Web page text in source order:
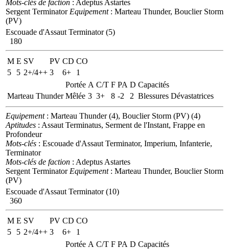
Mots-clés de faction : Adeptus Astartes
Sergent Terminator Equipement: Marteau Thunder, Bouclier Storm
(PV)
Escouade d'Assaut Terminator (5)
180
M E SV PV CD CO
5
5 2+/4++ 3 6+
1
Portée A C/T F PA D Capacités
Marteau Thunder Mêlée 3 3+ 8 -2 2 Blessures Dévastatrices
Equipement: Marteau Thunder (4), Bouclier Storm (PV) (4)
Aptitudes : Assaut Terminatus, Serment de l'Instant, Frappe en
Profondeur
Mots-clés : Escouade d'Assaut Terminator, Imperium, Infanterie,
Terminator
Mots-clés de faction : Adeptus Astartes
Sergent Terminator Equipement: Marteau Thunder, Bouclier Storm
(PV)
Escouade d'Assaut Terminator (10)
360
M E SV PV CD CO
5
5 2+/4++ 3 6+
1
Portée A C/T F PA D Capacités